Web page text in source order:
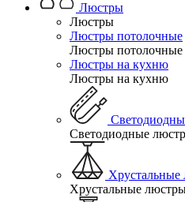
Люстры
Люстры
Люстры потолочные
Люстры потолочные
Люстры на кухню
Люстры на кухню
Светодиодные
Хрустальные